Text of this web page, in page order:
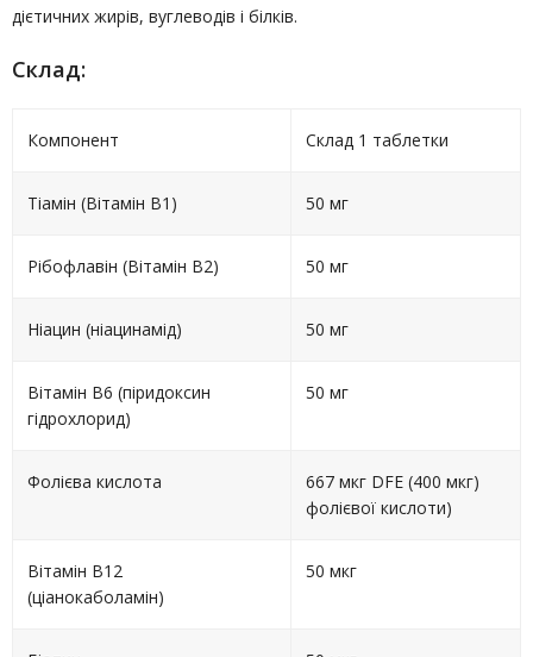
дієтичних жирів, вуглеводів і білків.
Склад:
Компонент Склад 1 таблетки
Тіамін (Вітамін В1) 50 мг
Рібофлавін (Вітамін В2) 50 мг
Ніацин (ніацинамід) 50 мг
Вітамін В6 (піридоксин
гідрохлорид)
50 мг
Фолієва кислота
667 мкг DFE (400 мкг)
фолієвої кислоти)
Вітамін В12
(ціанокаболамін)
50 мкг